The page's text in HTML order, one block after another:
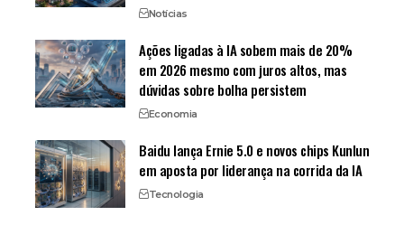
Notícias
Ações ligadas à IA sobem mais de 20%
em 2026 mesmo com juros altos, mas
dúvidas sobre bolha persistem
Economia
Baidu lança Ernie 5.0 e novos chips Kunlun
em aposta por liderança na corrida da IA
Tecnologia